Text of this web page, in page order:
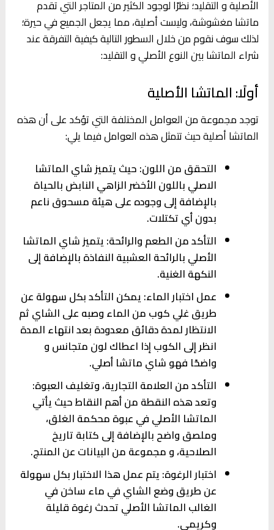
الأصلية و التقليد؛ نظرًا لوجود الكثير من المتاجر التي تقدم
ماتشا مغشوشة، وليست أصلية، مما يجعل الجميع في حيرة؛
لذلك سوف نقوم من خلال السطور التالية كيفية التفرقة عند
شراء الماتشا بين النوع الأصلي و التقليد:
أولًا: الماتشا الأصلية
توجد مجموعة من العوامل المختلفة التي تؤكد على أن هذه
الماتشا أصلية حيث تتمثل هذه العوامل فيما يلي:
التحقق من اللون: حيث يتميز شاي الماتشا
الاصلي باللون الأخضر الزاهي النابض بالحياة
بالإضافة إلى وجوده على هيئة مسحوق ناعم
بدون أي تكتلات.
التأكد من الطعم والرائحة: يتميز شاي الماتشا
الأصلي بالرائحة العشبية النفاذة بالإضافة إلى
النكهة الغنية.
عمل اختبار الماء: يمكن التأكد بكل سهولة عن
طريق غلي كوب من الماء وصبه على الشاي ثم
الانتظار لمدة دقائق معدودة بعد انتهاء المدة
انظر إلى الكوب إذا اعطاك لون متجانس و
واضحًا فهو شاي ماتشا أصلي.
التأكد من العلامة التجارية، وتغليف العبوة:
وتعد هذه النقطة من أهم النقاط حيث يأتي
الماتشا الأصلي في عبوة محكمة الغلق،
وملصق واضح بالإضافة إلى كتابة تاريخ
الصلاحية، و مجموعة من البيانات عن المنتج.
اختبار الرغوة: يتم عمل هذا الاختبار بكل سهولة
عن طريق وضع الشاي في ماء ساخن في
الغالب الماتشا الأصلي تحدث رغوة قليلة
وكريمي.